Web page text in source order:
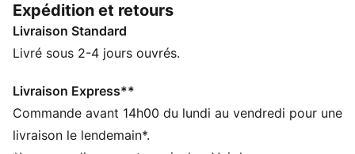
tenues streetwear.
CARACTÉRISTIQUES + AVANTAGES
Running System (RS) : Amorti PUMA confortable
Largeur : Régulière
Bout : Arrondi
Fermeture : Fermeture à lacets
Expédition et retours
Livraison Standard
Livré sous 2-4 jours ouvrés.
Livraison Express**
Commande avant 14h00 du lundi au vendredi pour une
livraison le lendemain*.